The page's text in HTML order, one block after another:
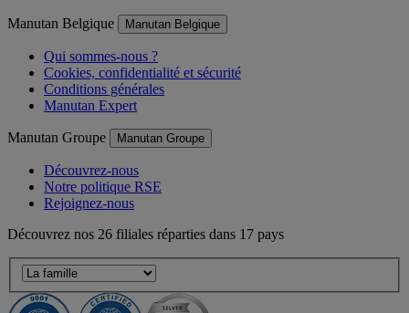
Manutan Belgique Manutan Belgique
Qui sommes-nous ?
Cookies, confidentialité et sécurité
Conditions générales
Manutan Expert
Manutan Groupe Manutan Groupe
Découvrez-nous
Notre politique RSE
Rejoignez-nous
Découvrez nos 26 filiales réparties dans 17 pays